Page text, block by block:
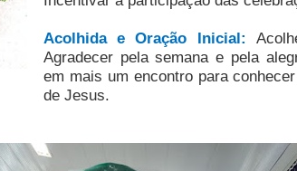
Acolhida e Oração Inicial:
Agradecer pela semana e pela
em mais um encontro para
de Jesus.